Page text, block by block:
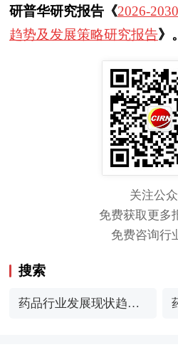
研普华研究报告《2026-
趋势及发展策略研究报告》。
关注公
免费获取更多
免费咨询行
搜索
药品行业发展现状趋势